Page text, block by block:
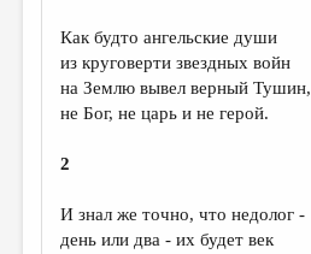
РЕЦЕНЗИРОВАНИЕ
ЦИКЛЫ ПУБЛИКАЦИЙ
ТРЕДИАКОВСКИЙ
МЕДИА
Как будто ангельские души
из круговерти звездных войн
на Землю вывел верный Тушин,
не Бог, не царь и не герой.
2
И знал же точно, что недолог -
день или два - их будет век